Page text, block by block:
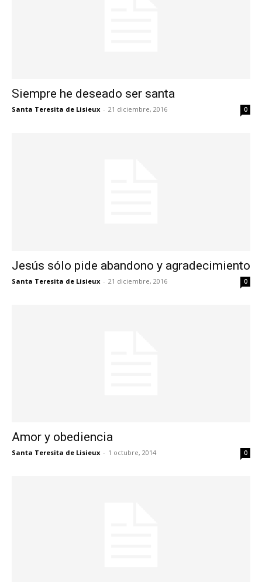
Siempre he deseado ser santa
Santa Teresita de Lisieux - 21 diciembre, 2016 0
Jesús sólo pide abandono y agradecimiento
Santa Teresita de Lisieux - 21 diciembre, 2016 0
Amor y obediencia
Santa Teresita de Lisieux - 1 octubre, 2014 0